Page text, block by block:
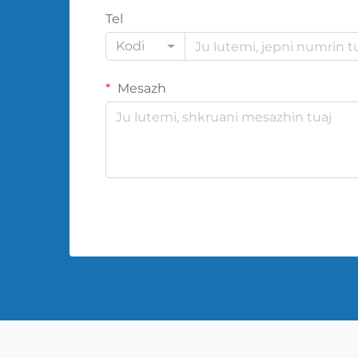
Tel
Kodi
Mesazh